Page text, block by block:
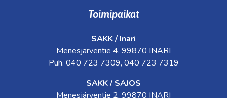
Toimipaikat
SAKK / Inari
Menesjärventie 4, 99870 INARI
Puh. 040 723 7309, 040 723 7319
SAKK / SAJOS
Menesjärventie 2, 99870 INARI